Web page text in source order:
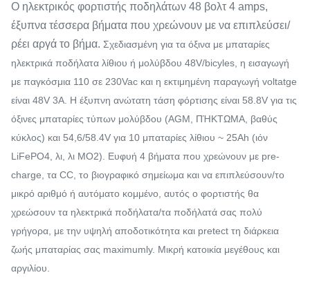
Ο ηλεκτρικός φορτιστής ποδηλάτων 48 βολτ 4 amps,
έξυπνα τέσσερα βήματα που χρεώνουν με να επιπλεύσει/
ρέει αργά το βήμα. Σχεδιασμένη για τα όξινα με μπαταρίες
ηλεκτρικά ποδήλατα λίθιου ή μολύβδου 48V/bicyles, η εισαγωγή
με παγκόσμια 110 σε 230Vac και η εκτιμημένη παραγωγή voltatge
είναι 48V 3A. Η έξυπνη ανώτατη τάση φόρτισης είναι 58.8V για τις
όξινες μπαταρίες τύπων μολύβδου (AGM, ΠΉΚΤΩΜΑ, βαθύς
κύκλος) και 54,6/58.4V για 10 μπαταρίες λίθιου ~ 25Ah (ιόν
LiFePO4, λι, λι MO2). Ευφυή 4 βήματα που χρεώνουν με pre-
charge, τα CC, το βιογραφικό σημείωμα και να επιπλεύσουν/το
μικρό αριθμό ή αυτόματο κομμένο, αυτός ο φορτιστής θα
χρεώσουν τα ηλεκτρικά ποδήλατα/τα ποδήλατά σας πολύ
γρήγορα, με την υψηλή αποδοτικότητα και pretect τη διάρκεια
ζωής μπαταρίας σας maximumly. Μικρή κατοικία μεγέθους και
αργιλίου.